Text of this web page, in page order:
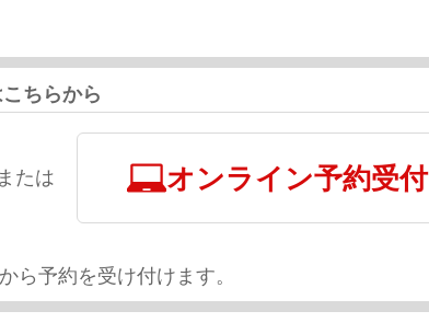
ちらから
または オンライン予約受付
予約を受け付けます。